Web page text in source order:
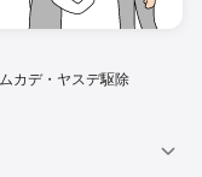
ムカデ・ヤスデ駆除